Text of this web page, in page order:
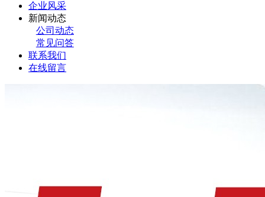
企业风采
新闻动态
公司动态
常见问答
联系我们
在线留言